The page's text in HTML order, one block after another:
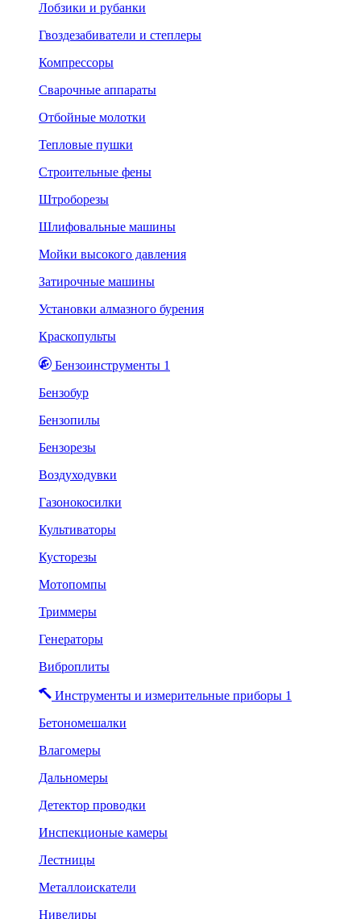
Лобзики и рубанки
Гвоздезабиватели и степлеры
Компрессоры
Сварочные аппараты
Отбойные молотки
Тепловые пушки
Строительные фены
Штроборезы
Шлифовальные машины
Мойки высокого давления
Затирочные машины
Установки алмазного бурения
Краскопульты
Бензоинструменты 1
Бензобур
Бензопилы
Бензорезы
Воздуходувки
Газонокосилки
Культиваторы
Кусторезы
Мотопомпы
Триммеры
Генераторы
Виброплиты
Инструменты и измерительные приборы 1
Бетономешалки
Влагомеры
Дальномеры
Детектор проводки
Инспекционые камеры
Лестницы
Металлоискатели
Нивелиры